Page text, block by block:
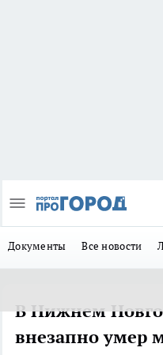
Документы Все новости
В Нижнем
внезапно умер